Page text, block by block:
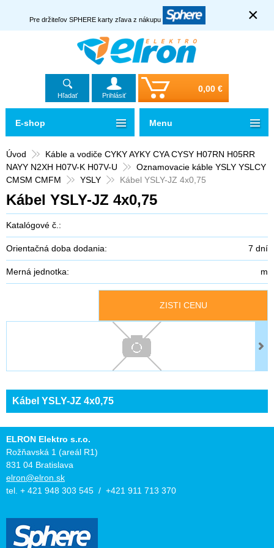
Pre držiteľov SPHERE karty zľava z nákupu ×
Hľadať Prihlásiť
0,00 €
Úvod
Káble a vodiče CYKY AYKY CYA CYSY H07RN H05RR
NAYY N2XH H07V-K H07V-U
Oznamovacie káble YSLY YSLCY
CMSM CMFM
YSLY Kábel YSLY-JZ 4x0,75
Kábel YSLY-JZ 4x0,75
Katalógové č.:
Orientačná doba dodania: 7 dní
Merná jednotka: m
ZISTI CENU
Kábel YSLY-JZ 4x0,75
E-shop Menu
ELRON Elektro s.r.o.
Rožňavská 1 (areál R1)
831 04 Bratislava
elron@elron.sk
tel. + 421 948 303 545 / +421 911 713 370